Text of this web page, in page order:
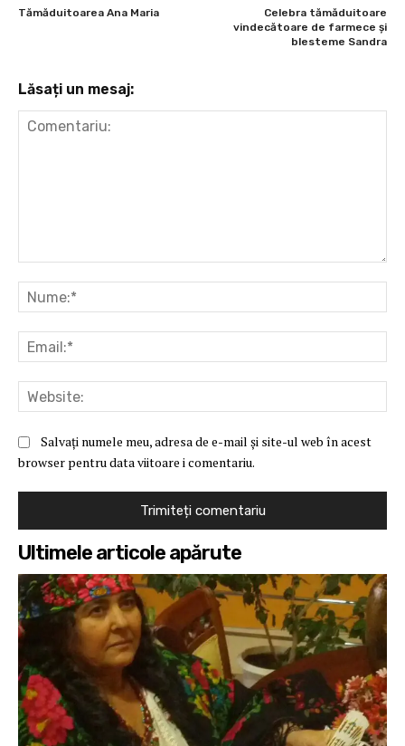
Tămăduitoarea Ana Maria
Celebra tămăduitoare
vindecătoare de farmece și
blesteme Sandra
Lăsați un mesaj:
Salvați numele meu, adresa de e-mail și site-ul web în acest
browser pentru data viitoare i comentariu.
Ultimele articole apărute